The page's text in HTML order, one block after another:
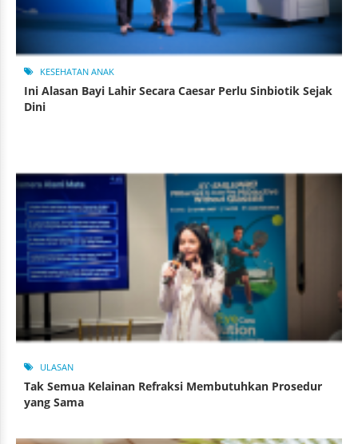
KESEHATAN ANAK
Ini Alasan Bayi Lahir Secara Caesar Perlu Sinbiotik Sejak
Dini
ULASAN
Tak Semua Kelainan Refraksi Membutuhkan Prosedur
yang Sama